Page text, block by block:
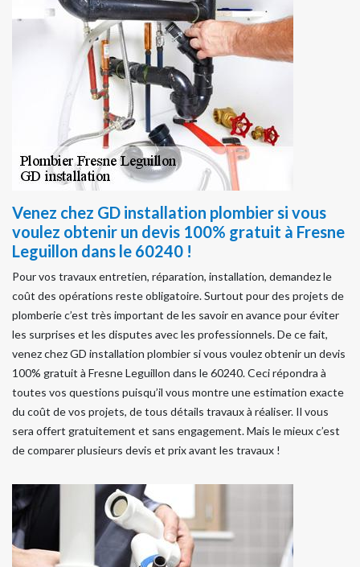
Venez chez GD installation plombier si vous
voulez obtenir un devis 100% gratuit à Fresne
Leguillon dans le 60240 !
Pour vos travaux entretien, réparation, installation, demandez le
coût des opérations reste obligatoire. Surtout pour des projets de
plomberie c’est très important de les savoir en avance pour éviter
les surprises et les disputes avec les professionnels. De ce fait,
venez chez GD installation plombier si vous voulez obtenir un devis
100% gratuit à Fresne Leguillon dans le 60240. Ceci répondra à
toutes vos questions puisqu’il vous montre une estimation exacte
du coût de vos projets, de tous détails travaux à réaliser. Il vous
sera offert gratuitement et sans engagement. Mais le mieux c’est
de comparer plusieurs devis et prix avant les travaux !